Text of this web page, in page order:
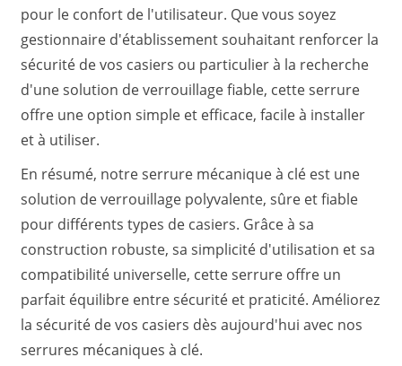
pour le confort de l'utilisateur. Que vous soyez
gestionnaire d'établissement souhaitant renforcer la
sécurité de vos casiers ou particulier à la recherche
d'une solution de verrouillage fiable, cette serrure
offre une option simple et efficace, facile à installer
et à utiliser.
En résumé, notre serrure mécanique à clé est une
solution de verrouillage polyvalente, sûre et fiable
pour différents types de casiers. Grâce à sa
construction robuste, sa simplicité d'utilisation et sa
compatibilité universelle, cette serrure offre un
parfait équilibre entre sécurité et praticité. Améliorez
la sécurité de vos casiers dès aujourd'hui avec nos
serrures mécaniques à clé.